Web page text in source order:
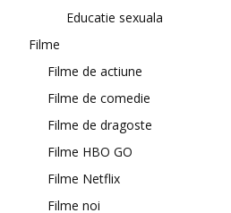
Educatie sexuala
Filme
Filme de actiune
Filme de comedie
Filme de dragoste
Filme HBO GO
Filme Netflix
Filme noi